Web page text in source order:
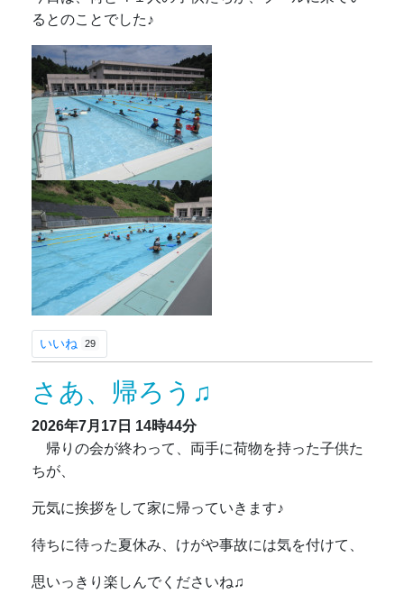
るとのことでした♪
いいね 29
さあ、帰ろう♫
2026年7月17日 14時44分
帰りの会が終わって、両手に荷物を持った子供た
ちが、
元気に挨拶をして家に帰っていきます♪
待ちに待った夏休み、けがや事故には気を付けて、
思いっきり楽しんでくださいね♫